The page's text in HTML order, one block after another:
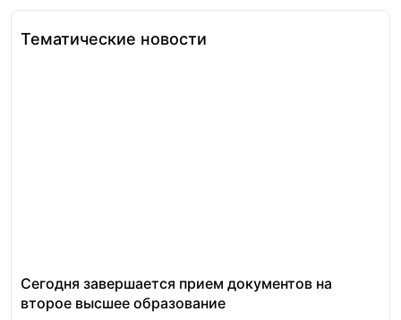
Тематические новости
Сегодня завершается прием документов на
второе высшее образование